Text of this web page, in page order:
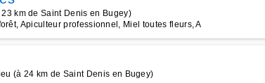
km de Saint Denis en Bugey)
Apiculteur professionnel, Miel toutes fleurs, A
(à 24 km de Saint Denis en Bugey)